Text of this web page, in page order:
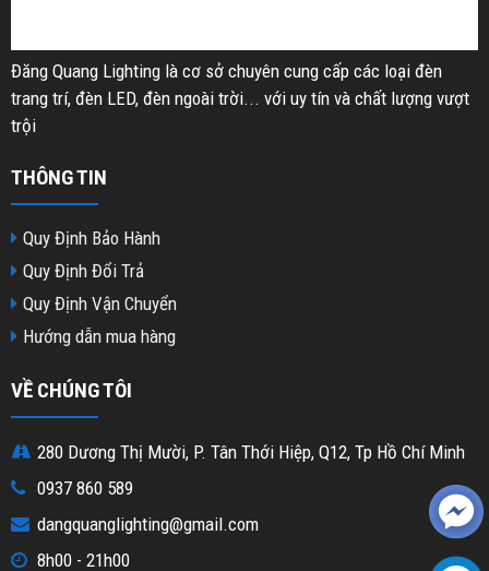
Đăng Quang Lighting là cơ sở chuyên cung cấp các loại đèn
trang trí, đèn LED, đèn ngoài trời... với uy tín và chất lượng vượt
trội
THÔNG TIN
Quy Định Bảo Hành
Quy Định Đổi Trả
Quy Định Vận Chuyển
Hướng dẫn mua hàng
VỀ CHÚNG TÔI
280 Dương Thị Mười, P. Tân Thới Hiệp, Q12, Tp Hồ Chí Minh
0937 860 589
dangquanglighting@gmail.com
8h00 - 21h00